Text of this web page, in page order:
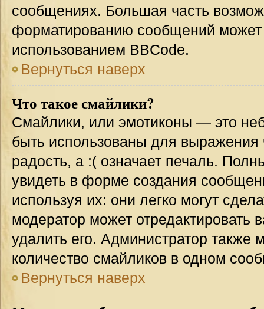
сообщениях. Большая часть
форматированию сообщений может
использованием BBCode.
Вернуться наверх
Что такое смайлики?
Смайлики, или эмотиконы — это
быть использованы для выражения
радость, а :( означает печаль.
увидеть в форме создания
используя их: они легко могут
модератор может
удалить его. Администратор также
количество смайликов в одном
Вернуться наверх